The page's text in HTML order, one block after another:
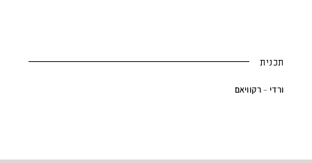
תכנית
ורדי – רקוויאם